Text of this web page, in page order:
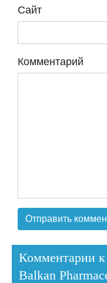
Сайт
Комментарий
Комментарии к
Balkan